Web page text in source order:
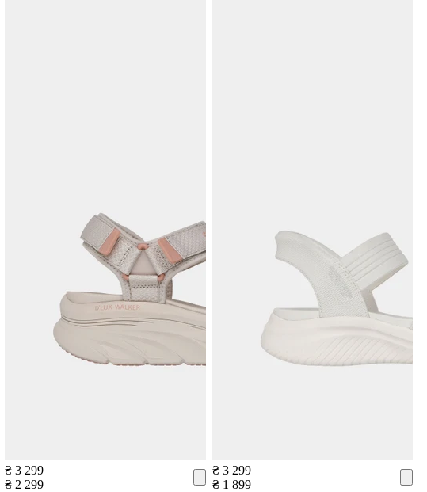
₴ 3 299
₴ 2 299
₴ 3 299
₴ 1 899